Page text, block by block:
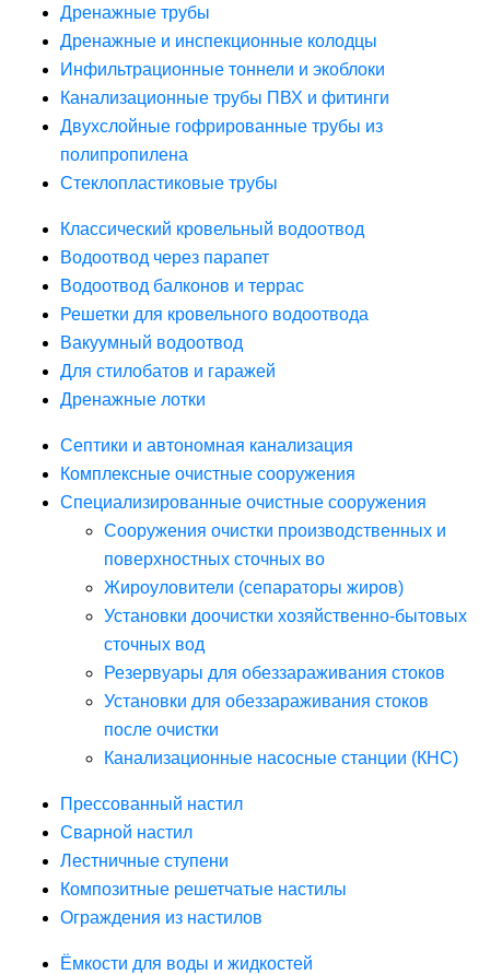
Дренажные трубы
Дренажные и инспекционные колодцы
Инфильтрационные тоннели и экоблоки
Канализационные трубы ПВХ и фитинги
Двухслойные гофрированные трубы из
полипропилена
Стеклопластиковые трубы
Классический кровельный водоотвод
Водоотвод через парапет
Водоотвод балконов и террас
Решетки для кровельного водоотвода
Вакуумный водоотвод
Для стилобатов и гаражей
Дренажные лотки
Септики и автономная канализация
Комплексные очистные сооружения
Специализированные очистные сооружения
Сооружения очистки производственных и
поверхностных сточных во
Жироуловители (сепараторы жиров)
Установки доочистки хозяйственно-бытовых
сточных вод
Резервуары для обеззараживания стоков
Установки для обеззараживания стоков
после очистки
Канализационные насосные станции (КНС)
Прессованный настил
Сварной настил
Лестничные ступени
Композитные решетчатые настилы
Ограждения из настилов
Ёмкости для воды и жидкостей